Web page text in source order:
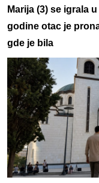
Marija (3) se igrala
godine otac je
gde je bila